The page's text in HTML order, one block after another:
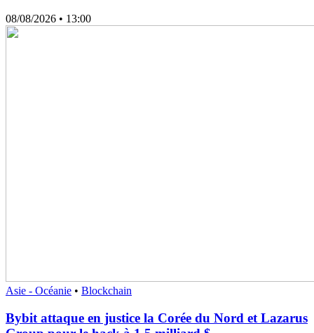
08/08/2026 • 13:00
Asie - Océanie • Blockchain
Bybit attaque en justice la Corée du Nord et Lazarus